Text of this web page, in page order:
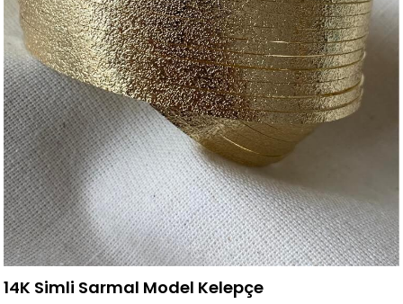
14K Simli Sarmal Model Kelepçe